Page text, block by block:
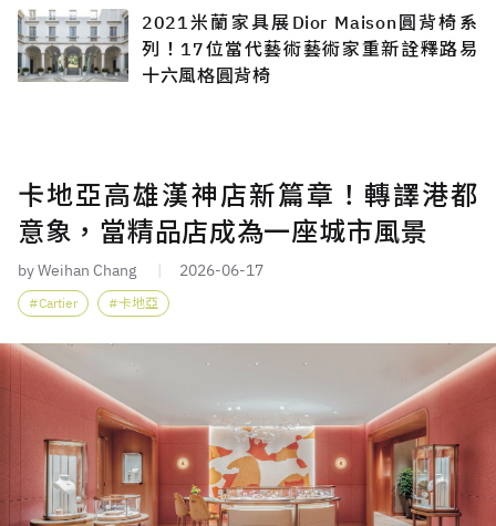
2021米蘭家具展Dior Maison圓背椅系
列！17位當代藝術藝術家重新詮釋路易
十六風格圓背椅
卡地亞高雄漢神店新篇章！轉譯港都
意象，當精品店成為一座城市風景
by Weihan Chang 2026-06-17
Cartier 卡地亞